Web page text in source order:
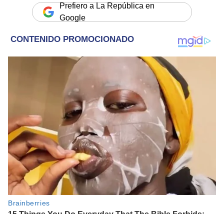
Prefiero a La República en
Google